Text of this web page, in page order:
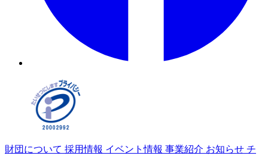
財団について 採用情報 イベント情報 事業紹介 お知らせ チ